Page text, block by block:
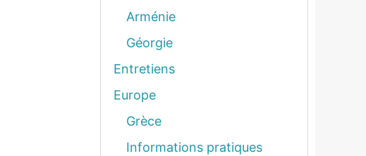
Arménie
Géorgie
Entretiens
Europe
Grèce
Informations pratiques